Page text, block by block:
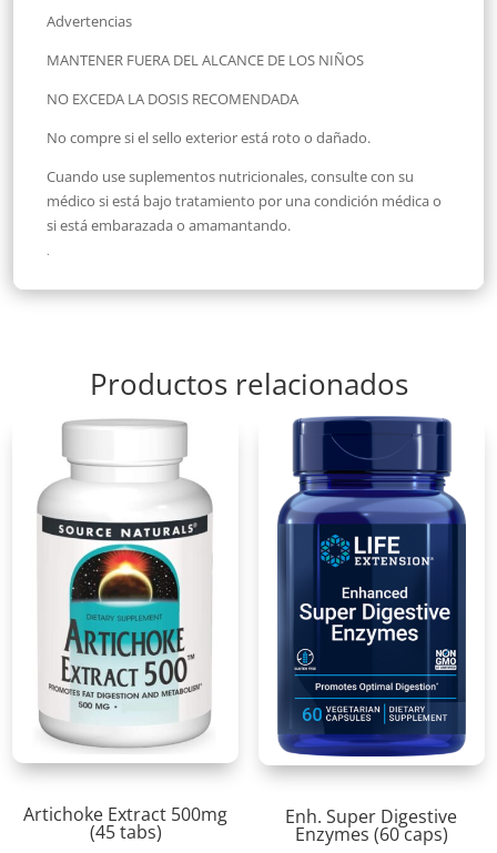
Advertencias
MANTENER FUERA DEL ALCANCE DE LOS NIÑOS
NO EXCEDA LA DOSIS RECOMENDADA
No compre si el sello exterior está roto o dañado.
Cuando use suplementos nutricionales, consulte con su
médico si está bajo tratamiento por una condición médica o
si está embarazada o amamantando.
.
Productos relacionados
Artichoke Extract 500mg
(45 tabs)
Enh. Super Digestive
Enzymes (60 caps)